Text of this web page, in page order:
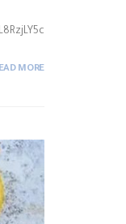
MORE +